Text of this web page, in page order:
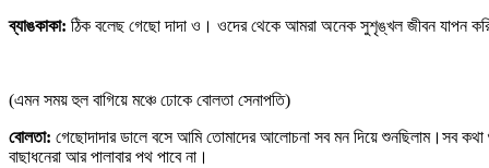
ব্যাঙকাকা: ঠিক বলেছ গেছো দাদা ও। ওদের থেকে আমরা অনেক সুশৃঙ্খল জীবন যাপন
(এমন সময় হুল বাগিয়ে মঞ্চে ঢোকে বোলতা সেনাপতি)
বোলতা: গেছোদাদার ডালে বসে আমি তোমাদের আলোচনা সব মন দিয়ে শুনছিলাম।সব
বাছাধনেরা আর পালাবার পথ পাবে না।